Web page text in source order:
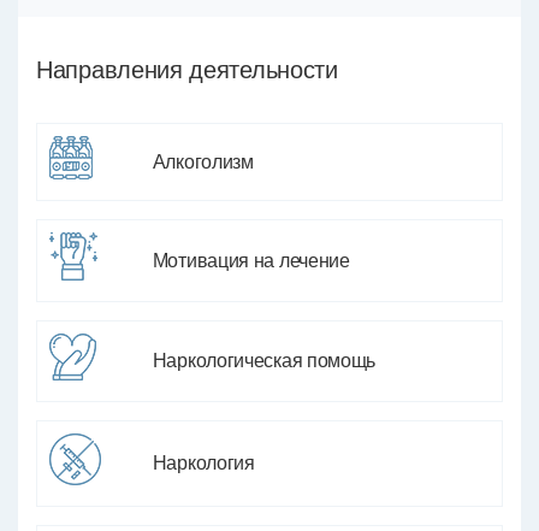
Направления деятельности
Алкоголизм
Мотивация на лечение
Наркологическая помощь
Наркология